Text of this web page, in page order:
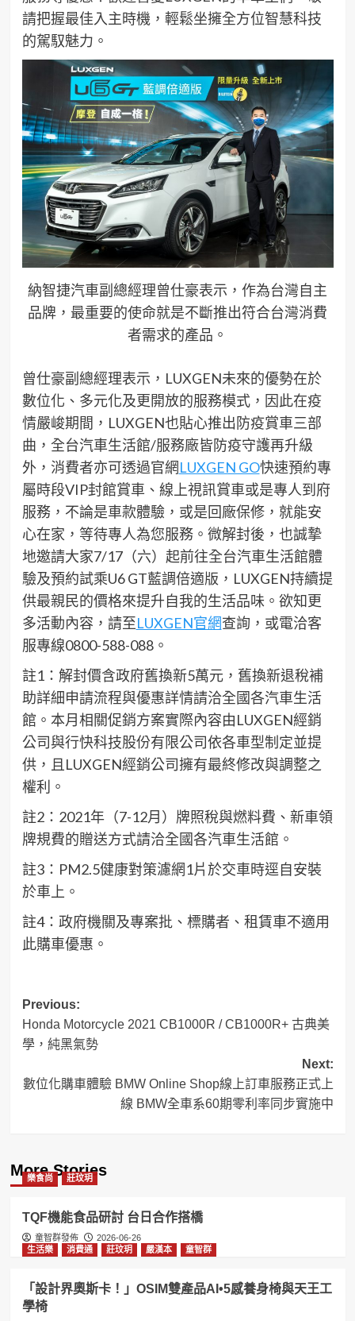
請把握最佳入主時機， 輕鬆坐擁全方位智慧科技
的駕馭魅力 。
納智捷汽車副總經理曾仕豪表示，作為台灣自主
品牌，最重要的使命就是不斷推出符合台灣消費
者需求的產品。
曾仕豪副總經理表示 ， LUXGEN未來的優勢在於
數位化、多元化及更開放的服務模式，因此在疫
情嚴峻期間， LUXGEN也貼心推出防疫賞車三部
曲， 全台汽車生活館/服務廠皆防疫守護再升級
外， 消費者亦可透過官網LUXGEN GO快速預約專
屬時段VIP封館賞車、 線上視訊賞車或是專人到府
服務，不論是車款體驗，或是回廠保修， 就能安
心在家，等待專人為您服務。 微解封後，也誠摯
地邀請大家7/17（六） 起前往全台汽車生活館體
驗及預約試乘U6GT藍調倍適版 ， LUXGEN持續提
供最親民的價格來提升自我的生活品味。欲知更
多活動內容，請至LUXGEN官網查詢，或電洽客
服專線0800-588-088。
註1： 解封價含政府舊換新5萬元，舊換新退稅補
助詳細申請流程與優惠詳情請洽全國各汽車生活
館。本月相關促銷方案實際內容由LUXGEN經銷
公司與行快科技股份有限公司依各車型制定並提
供，且 LUXGEN經銷公司擁有最終修改與調整之
權利。
註2： 2021年（7-12月 ） 牌照稅與燃料費 、新車領
牌規費的贈送方式請洽全國各汽車生活館。
註3： PM2.5健康對策濾網1片於交車時逕自安裝
於車上。
註4： 政府機關及專案批、標購者、租賃車不適用
此購車優惠。
Post
navigation
Previous:
Honda Motorcycle 2021 CB1000R / CB1000R+ 古典美
學，純黑氣勢
Next:
數位化購車體驗 BMW Online Shop線上訂車服務正式上
線 BMW全車系60期零利率同步實施中
More Stories
樂食尚 莊玟玥
TQF機能食品研討 台日合作搭橋
童智群發佈
2026-06-26
生活樂
消費通 莊玟玥 嚴漢本 童智群
「設計界奧斯卡！」OSIM雙產品AI•5感養身椅與天王工
學椅